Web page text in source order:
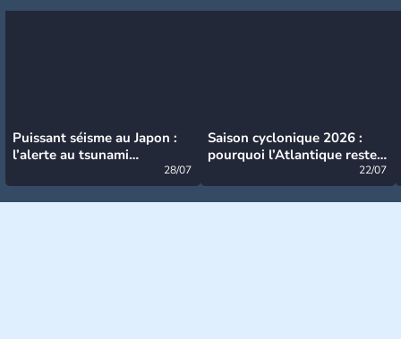
Puissant séisme au Japon :
l’alerte au tsunami
28/07
Saison cyclonique 2026 :
pourquoi l’Atlantique reste
22/07